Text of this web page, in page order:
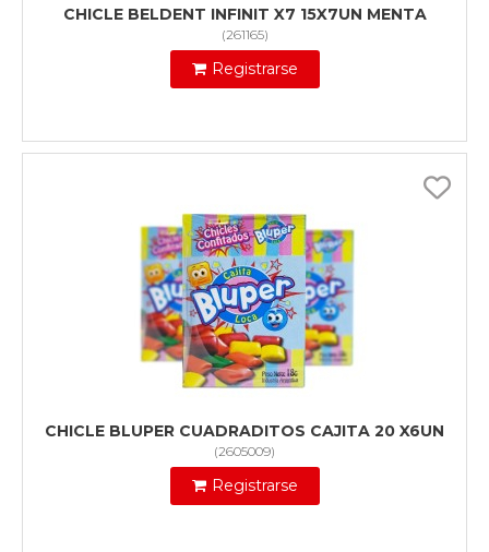
CHICLE BELDENT INFINIT X7 15X7UN MENTA
(261165)
Registrarse
CHICLE BLUPER CUADRADITOS CAJITA 20 X6UN
(2605009)
Registrarse